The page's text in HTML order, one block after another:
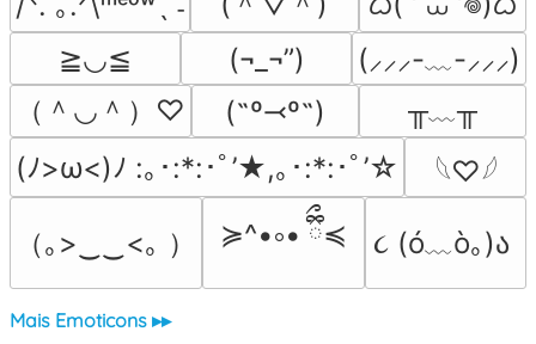
≧◡≦
(¬_¬”)
(⸝⸝⸝-﹏-⸝⸝⸝)
（＾◡＾）♡
(˶º⤙º˶)
╥﹏╥
(ﾉ>ω<)ﾉ :｡･:*:･ﾟ’★,｡･:*:･ﾟ’☆
𓆩♡𓆪
（｡>‿‿<｡ ） ≽^•༚• ྀིྀ≼ ૮ (ó﹏ò｡)ა
Mais Emoticons ▸▸